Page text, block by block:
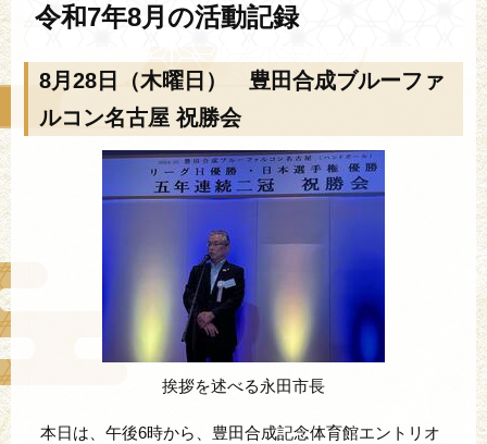
令和7年8月の活動記録
8月28日（木曜日） 豊田合成ブルーファ
ルコン名古屋 祝勝会
挨拶を述べる永田市長
本日は、午後6時から、豊田合成記念体育館エントリオ